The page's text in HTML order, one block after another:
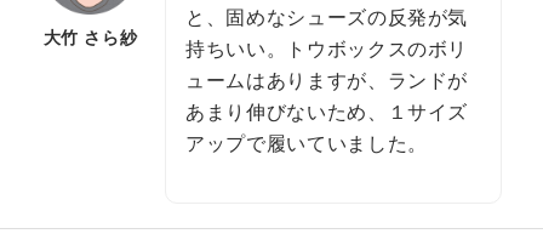
大竹 さら紗
と、固めなシューズの反発が気
持ちいい。トウボックスのボリ
ュームはありますが、ランドが
あまり伸びないため、１サイズ
アップで履いていました。